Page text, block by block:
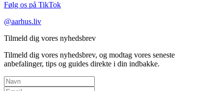
Følg os på TikTok
@aarhus.liv
Tilmeld dig vores nyhedsbrev
Tilmeld dig vores nyhedsbrev, og modtag vores seneste
anbefalinger, tips og guides direkte i din indbakke.